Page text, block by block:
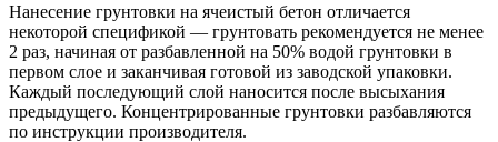
Нанесение грунтовки на ячеистый бетон отличается
некоторой спецификой — грунтовать рекомендуется не менее
2 раз, начиная от разбавленной на 50% водой грунтовки в
первом слое и заканчивая готовой из заводской упаковки.
Каждый последующий слой наносится после высыхания
предыдущего. Концентрированные грунтовки разбавляются
по инструкции производителя.